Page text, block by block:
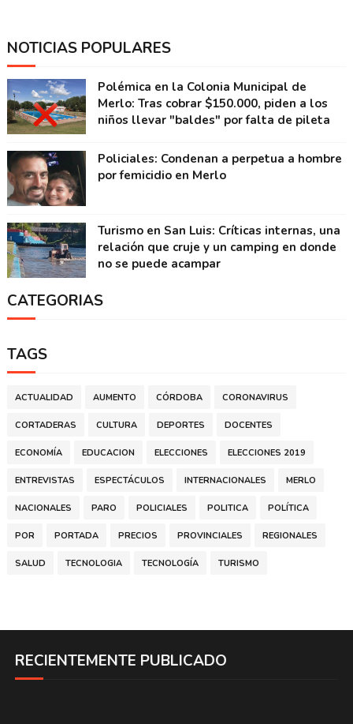
NOTICIAS POPULARES
Polémica en la Colonia Municipal de
Merlo: Tras cobrar $150.000, piden a los
niños llevar "baldes" por falta de pileta
Policiales: Condenan a perpetua a hombre
por femicidio en Merlo
Turismo en San Luis: Críticas internas, una
relación que cruje y un camping en donde
no se puede acampar
CATEGORIAS
TAGS
ACTUALIDAD AUMENTO CÓRDOBA CORONAVIRUS
CORTADERAS CULTURA DEPORTES DOCENTES
ECONOMÍA EDUCACION ELECCIONES ELECCIONES 2019
ENTREVISTAS ESPECTÁCULOS INTERNACIONALES MERLO
NACIONALES PARO POLICIALES POLITICA POLÍTICA
POR PORTADA PRECIOS PROVINCIALES REGIONALES
SALUD TECNOLOGIA TECNOLOGÍA TURISMO
RECIENTEMENTE PUBLICADO